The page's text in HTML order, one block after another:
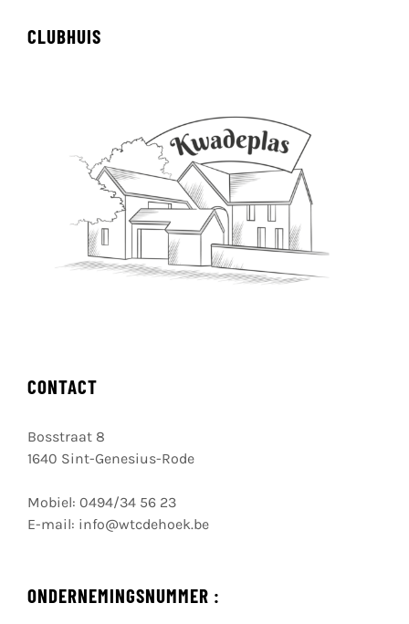
CLUBHUIS
CONTACT
Bosstraat 8
1640 Sint-Genesius-Rode
Mobiel: 0494/34 56 23
E-mail: info@wtcdehoek.be
ONDERNEMINGSNUMMER :